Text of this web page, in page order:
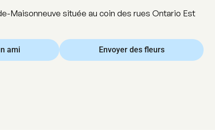
Maisonneuve située au coin des rues Ontario Est
ami Envoyer des fleurs